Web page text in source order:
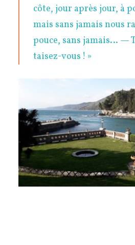
côte, jour après jour, à
mais sans jamais nous
pouce, sans jamais… —
taisez-vous ! »